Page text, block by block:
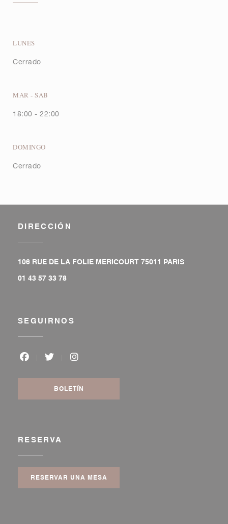
LUNES
Cerrado
MAR - SAB
18:00 - 22:00
DOMINGO
Cerrado
DIRECCIÓN
106 RUE DE LA FOLIE MERICOURT 75011 PARIS((abre en
01 43 57 33 78
SEGUIRNOS
BOLETÍN
RESERVA
RESERVAR UNA MESA